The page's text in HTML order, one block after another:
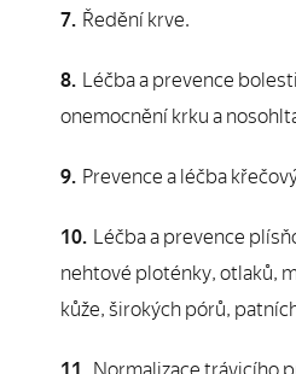
Ředění krve.
Léčba a prevence
onemocnění krku a
Prevence a léčba
Léčba a prevence
nehtové ploténky, otlaků,
kůže, širokých pórů,